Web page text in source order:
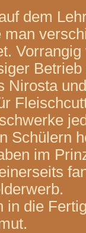
dem
Betrieb
Nirosta
Schülern
im
in die